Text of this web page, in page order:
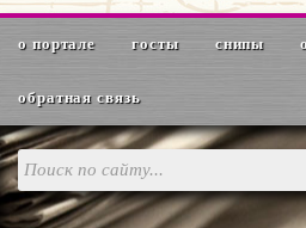
о портале госты снипы
обратная связь